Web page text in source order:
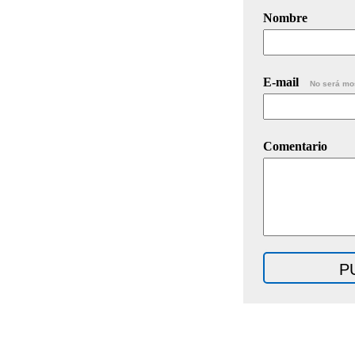
Nombre
E-mail No será
Comentario